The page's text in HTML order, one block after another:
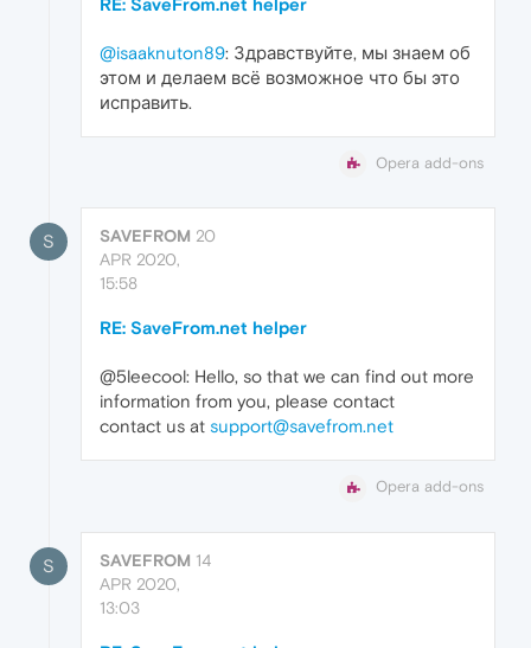
RE: SaveFrom.net helper
@isaaknuton89: Здравствуйте, мы знаем об
этом и делаем всё возможное что бы это
исправить.
Opera add-ons
S SAVEFROM 20
APR 2020,
15:58
RE: SaveFrom.net helper
@5leecool: Hello, so that we can find out more
information from you, please contact
contact us at support@savefrom.net
Opera add-ons
S SAVEFROM 14
APR 2020,
13:03